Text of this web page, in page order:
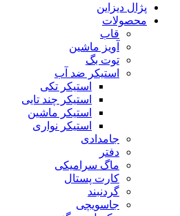
پژال دیزاین
محصولات
قاب
آویز ماشین
توت بگ
استیکر ضد آب
استیکر تکی
استیکر چند تایی
استیکر ماشین
استیکر نواری
جامدادی
دفتر
ماگ سرامیکی
کارت پستال
گردنبند
جاسویچی